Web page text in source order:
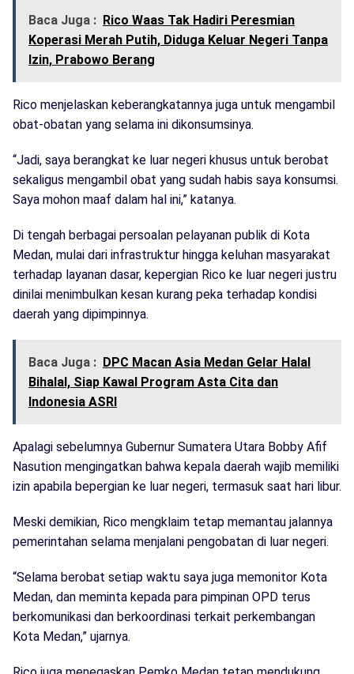
Baca Juga : Rico Waas Tak Hadiri Peresmian
Koperasi Merah Putih, Diduga Keluar Negeri Tanpa
Izin, Prabowo Berang
Rico menjelaskan keberangkatannya juga untuk mengambil
obat-obatan yang selama ini dikonsumsinya.
“Jadi, saya berangkat ke luar negeri khusus untuk berobat
sekaligus mengambil obat yang sudah habis saya konsumsi.
Saya mohon maaf dalam hal ini,” katanya.
Di tengah berbagai persoalan pelayanan publik di Kota
Medan, mulai dari infrastruktur hingga keluhan masyarakat
terhadap layanan dasar, kepergian Rico ke luar negeri justru
dinilai menimbulkan kesan kurang peka terhadap kondisi
daerah yang dipimpinnya.
Baca Juga : DPC Macan Asia Medan Gelar Halal
Bihalal, Siap Kawal Program Asta Cita dan
Indonesia ASRI
Apalagi sebelumnya Gubernur Sumatera Utara Bobby Afif
Nasution mengingatkan bahwa kepala daerah wajib memiliki
izin apabila bepergian ke luar negeri, termasuk saat hari libur.
Meski demikian, Rico mengklaim tetap memantau jalannya
pemerintahan selama menjalani pengobatan di luar negeri.
“Selama berobat setiap waktu saya juga memonitor Kota
Medan, dan meminta kepada para pimpinan OPD terus
berkomunikasi dan berkoordinasi terkait perkembangan
Kota Medan,” ujarnya.